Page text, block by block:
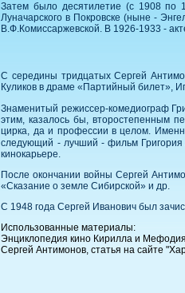
Затем было десятилетие (с 1908 по
Луначарского в Покровске (ныне -
В.Ф.Комиссаржевской. В 1926-1933 -
С середины тридцатых Сергей
Куликов в драме «Партийный билет»,
Знаменитый режиссер-комедиограф
этим, казалось бы, второстепенным
цирка, да и профессии в целом.
следующий - лучший - фильм Григория
кинокарьере.
После окончании войны Сергей
«Сказание о земле Сибирской» и др.
С 1948 года Сергей Иванович был
Использованные материалы:
Энциклопедия кино Кирилла и
Сергей Антимонов, статья на сайте